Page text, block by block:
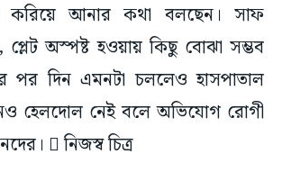
করিয়ে আনার কথা বলছেন। সাফ
প্লেট অস্পষ্ট হওয়ায় কিছু বোঝা সম্ভব
পর দিন এমনটা চললেও হাসপাতাল
হেলদোল নেই বলে অভিযোগ রোগী
 নিজস্ব চিত্র